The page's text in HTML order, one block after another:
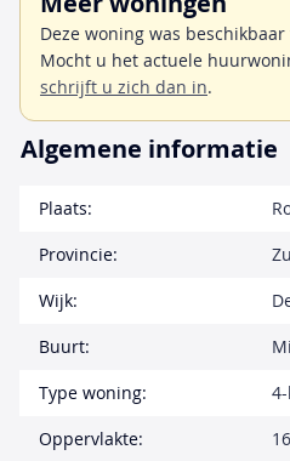
Deze woning was
Mocht u het actuele
schrijft u zich dan in.
Algemene informatie
Plaats:
Provincie:
Wijk:
Buurt:
Type woning:
Oppervlakte: